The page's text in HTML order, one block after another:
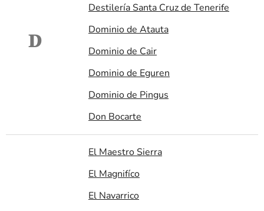
D
Destilería Santa Cruz de Tenerife
Dominio de Atauta
Dominio de Cair
Dominio de Eguren
Dominio de Pingus
Don Bocarte
El Maestro Sierra
El Magnifíco
El Navarrico